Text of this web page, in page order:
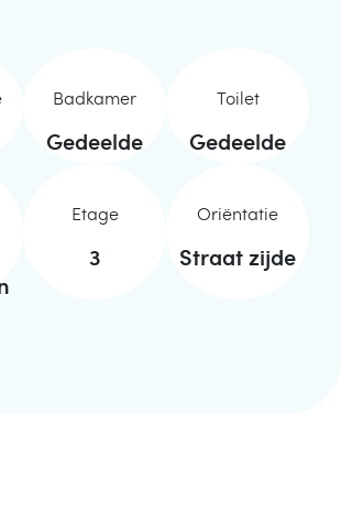
Badkamer
Gedeelde
Toilet
Gedeelde
Etage
3
Oriëntatie
Straat zijde